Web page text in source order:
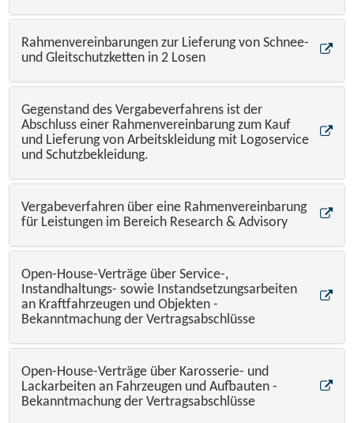
Rahmenvereinbarungen zur Lieferung von Schnee-
und Gleitschutzketten in 2 Losen
Gegenstand des Vergabeverfahrens ist der
Abschluss einer Rahmenvereinbarung zum Kauf
und Lieferung von Arbeitskleidung mit Logoservice
und Schutzbekleidung.
Vergabeverfahren über eine Rahmenvereinbarung
für Leistungen im Bereich Research & Advisory
Open-House-Verträge über Service-,
Instandhaltungs- sowie Instandsetzungsarbeiten
an Kraftfahrzeugen und Objekten -
Bekanntmachung der Vertragsabschlüsse
Open-House-Verträge über Karosserie- und
Lackarbeiten an Fahrzeugen und Aufbauten -
Bekanntmachung der Vertragsabschlüsse